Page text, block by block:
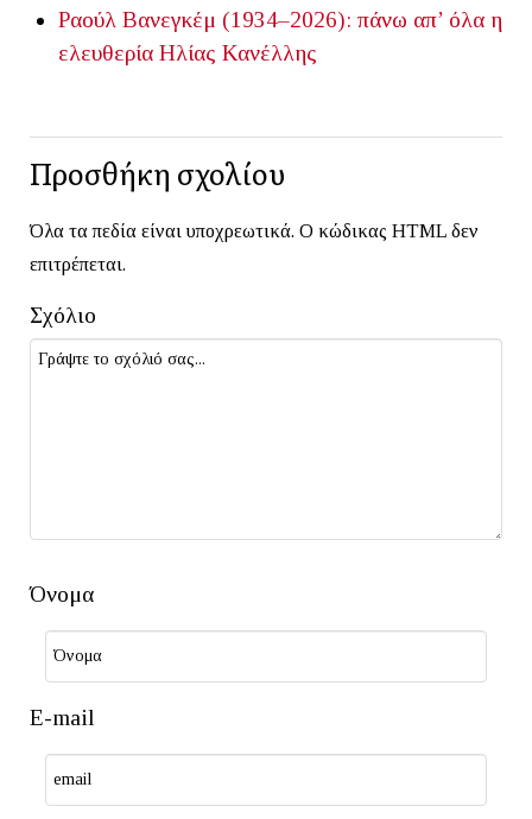
Ραούλ Βανεγκέμ (1934–2026): πάνω απ’ όλα η
ελευθερία Ηλίας Κανέλλης
Προσθήκη σχολίου
Όλα τα πεδία είναι υποχρεωτικά. Ο κώδικας HTML δεν
επιτρέπεται.
Σχόλιο
Όνομα
E-mail